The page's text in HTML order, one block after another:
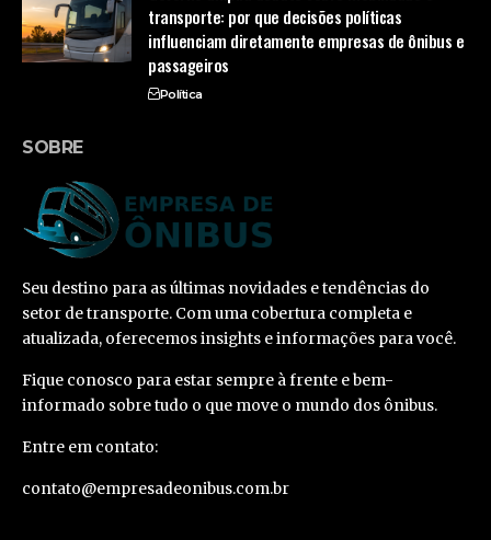
transporte: por que decisões políticas
influenciam diretamente empresas de ônibus e
passageiros
Política
SOBRE
Seu destino para as últimas novidades e tendências do
setor de transporte. Com uma cobertura completa e
atualizada, oferecemos insights e informações para você.
Fique conosco para estar sempre à frente e bem-
informado sobre tudo o que move o mundo dos ônibus.
Entre em contato:
contato@empresadeonibus.com.br